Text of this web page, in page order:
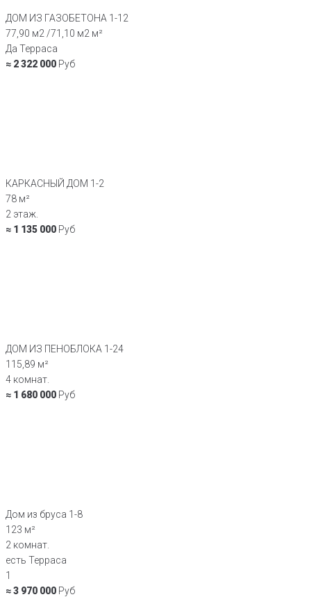
ДОМ ИЗ ГАЗОБЕТОНА 1-12
77,90 м2 /71,10 м2 м²
Да Терраса
≈ 2 322 000 Руб
КАРКАСНЫЙ ДОМ 1-2
78 м²
2 этаж.
≈ 1 135 000 Руб
ДОМ ИЗ ПЕНОБЛОКА 1-24
115,89 м²
4 комнат.
≈ 1 680 000 Руб
Дом из бруса 1-8
123 м²
2 комнат.
есть Терраса
1
≈ 3 970 000 Руб